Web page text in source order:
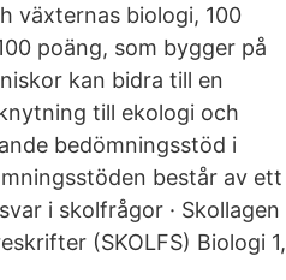
växternas biologi, 100
poäng, som bygger på
kan bidra till en
till ekologi och
bedömningsstöd i
består av ett
i skolfrågor · Skollagen
(SKOLFS) Biologi 1,